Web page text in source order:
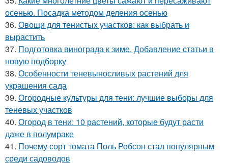
осенью. Посадка методом деления осенью
36. Овощи для тенистых участков: как выбрать и
вырастить
37. Подготовка винограда к зиме. Добавление статьи в
новую подборку
38. Особенности теневыносливых растений для
украшения сада
39. Огородные культуры для тени: лучшие выборы для
теневых участков
40. Огород в тени: 10 растений, которые будут расти
даже в полумраке
41. Почему сорт томата Поль Робсон стал популярным
среди садоводов